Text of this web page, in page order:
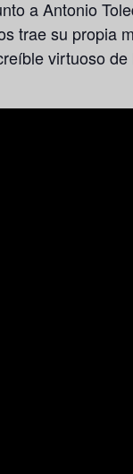
a Antonio
trae su propia
virtuoso